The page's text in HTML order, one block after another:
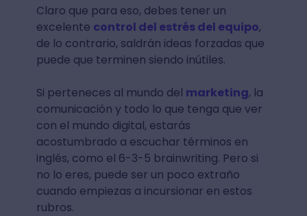
Claro que para eso, debes tener un
excelente control del estrés del equipo,
de lo contrario, saldrán ideas forzadas que
puede que terminen siendo inútiles.
Si perteneces al mundo del marketing, la
comunicación y todo lo que tenga que ver
con el mundo digital, estarás
acostumbrado a escuchar términos en
inglés, como el 6-3-5 brainwriting. Pero si
no lo eres, puede ser un poco extraño
cuando empiezas a incursionar en estos
rubros.